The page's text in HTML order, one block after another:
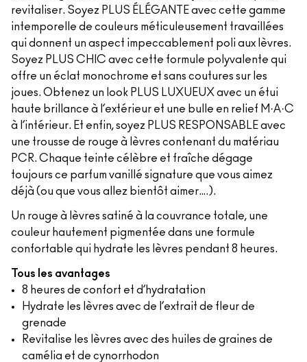
revitaliser. Soyez PLUS ÉLÉGANTE avec cette gamme
intemporelle de couleurs méticuleusement travaillées
qui donnent un aspect impeccablement poli aux lèvres.
Soyez PLUS CHIC avec cette formule polyvalente qui
offre un éclat monochrome et sans coutures sur les
joues. Obtenez un look PLUS LUXUEUX avec un étui
haute brillance à l’extérieur et une bulle en relief M·A·C
à l’intérieur. Et enfin, soyez PLUS RESPONSABLE avec
une trousse de rouge à lèvres contenant du matériau
PCR. Chaque teinte célèbre et fraîche dégage
toujours ce parfum vanillé signature que vous aimez
déjà (ou que vous allez bientôt aimer….).
Un rouge à lèvres satiné à la couvrance totale, une
couleur hautement pigmentée dans une formule
confortable qui hydrate les lèvres pendant 8 heures.
Tous les avantages
8 heures de confort et d’hydratation
Hydrate les lèvres avec de l’extrait de fleur de
grenade
Revitalise les lèvres avec des huiles de graines de
camélia et de cynorrhodon